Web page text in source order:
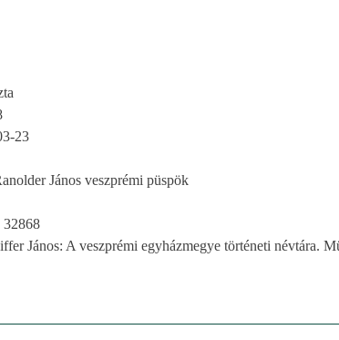
23
János veszprémi püspök
János: A veszprémi egyházmegye történeti névtára.